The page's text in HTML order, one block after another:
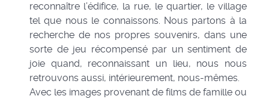
reconnaître l’édifice, la rue, le quartier, le village
tel que nous le connaissons. Nous partons à la
recherche de nos propres souvenirs, dans une
sorte de jeu récompensé par un sentiment de
joie quand, reconnaissant un lieu, nous nous
retrouvons aussi, intérieurement, nous-mêmes.
Avec les images provenant de films de famille ou